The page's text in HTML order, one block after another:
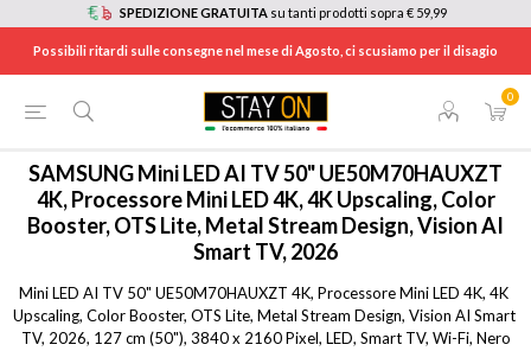
SPEDIZIONE GRATUITA su tanti prodotti sopra € 59,99
Possibili ritardi sulle consegne nel mese di Agosto, ci scusiamo per il disagio
0
/ TV E HOME CINEMA / TV / TV MINILED UE50M70HAUXZT
SAMSUNGMini LED AI TV 50" UE50M70HAUXZT
4K, Processore Mini LED 4K, 4K Upscaling, Color
Booster, OTS Lite, Metal Stream Design, Vision AI
Smart TV, 2026
Mini LED AI TV 50" UE50M70HAUXZT 4K, Processore Mini LED 4K, 4K
Upscaling, Color Booster, OTS Lite, Metal Stream Design, Vision AI Smart
TV, 2026, 127 cm (50"), 3840 x 2160 Pixel, LED, Smart TV, Wi-Fi, Nero